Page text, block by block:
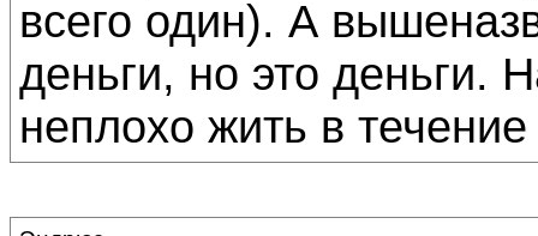
всего один). А
деньги, но это деньги.
неплохо жить в